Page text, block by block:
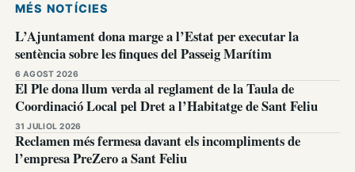
MÉS NOTÍCIES
L’Ajuntament dona marge a l’Estat per executar la
sentència sobre les finques del Passeig Marítim
6 AGOST 2026
El Ple dona llum verda al reglament de la Taula de
Coordinació Local pel Dret a l’Habitatge de Sant Feliu
31 JULIOL 2026
Reclamen més fermesa davant els incompliments de
l’empresa PreZero a Sant Feliu